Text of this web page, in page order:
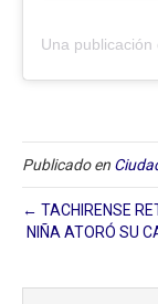
Publicado en
← TACHIRENSE
NIÑA ATORÓ SU